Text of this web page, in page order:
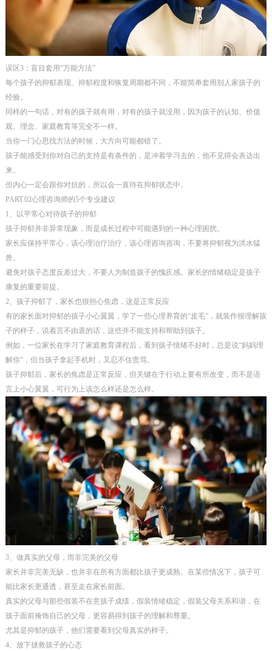
误区3：盲目套用“万能方法”
每个孩子的抑郁表现、抑郁程度和恢复周期都不同，不能简单套用别人家孩子的
经验。
同样的一句话，对有的孩子就有用，对有的孩子就没用，因为孩子的认知、价值
观、理念、家庭教育等完全不一样。
当你一门心思找方法的时候，大方向可能都错了。
孩子能感受到你对自己的支持是有条件的，是冲着学习去的，他不见得会表达出
来。
但内心一定会跟你对抗的，所以会一直待在抑郁状态中。
PART.02心理咨询师的5个专业建议
1、以平常心对待孩子的抑郁
孩子抑郁并非异常现象，而是成长过程中可能遇到的一种心理困扰。
家长应保持平常心，该心理治疗治疗，该心理咨询咨询，不要将抑郁视为洪水猛
兽。
避免对孩子态度反差过大，不要人为制造孩子的愧疚感。家长的情绪稳定是孩子
康复的重要前提。
2、孩子抑郁了，家长也很担心焦虑，这是正常反应
有的家长面对抑郁的孩子小心翼翼，学了一些心理养育的“皮毛”，就装作很理解孩
子的样子，说着言不由衷的话，这些并不能支持和帮助到孩子。
例如，一位家长在学习了家庭教育课程后，看到孩子情绪不好时，总是说“妈妈理
解你”，但当孩子拿起手机时，又忍不住责骂。
孩子抑郁后，家长的焦虑是正常反应，但关键在于行动上要有所改变，而不是语
言上小心翼翼，可行为上该怎么样还是怎么样。
3、做真实的父母，而非完美的父母
家长并非完美无缺，也并非在所有方面都比孩子更成熟。在某些情况下，孩子可
能比家长更通透，甚至走在家长前面。
真实的父母与那些假装不在意孩子成绩，假装情绪稳定，假装父母关系和谐，在
孩子面前掩饰自己的父母，更容易得到孩子的理解和尊重。
尤其是抑郁的孩子，他们需要看到父母真实的样子。
4、放下拯救孩子的心态